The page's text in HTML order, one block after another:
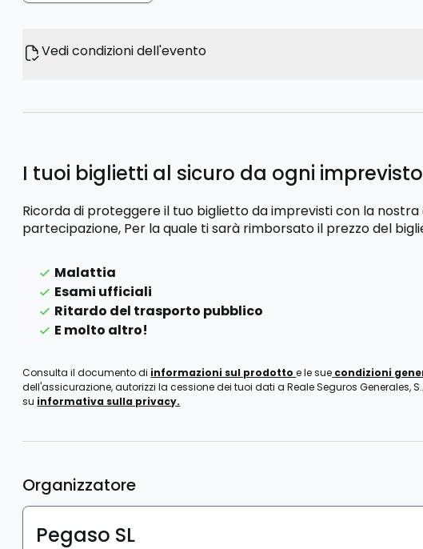
Vedi condizioni dell'evento
I tuoi biglietti al sicuro da ogni
Ricorda di proteggere il tuo biglietto da imprevisti con la
partecipazione, Per la quale ti sarà rimborsato il prezzo del
Malattia
Esami ufficiali
Ritardo del trasporto pubblico
E molto altro!
Consulta il documento di informazioni sul prodottoe le sue condizioni
dell'assicurazione, autorizzi la cessione dei tuoi dati a Reale Seguros Generales,
su informativa sulla privacy.
Organizzatore
Pegaso SL